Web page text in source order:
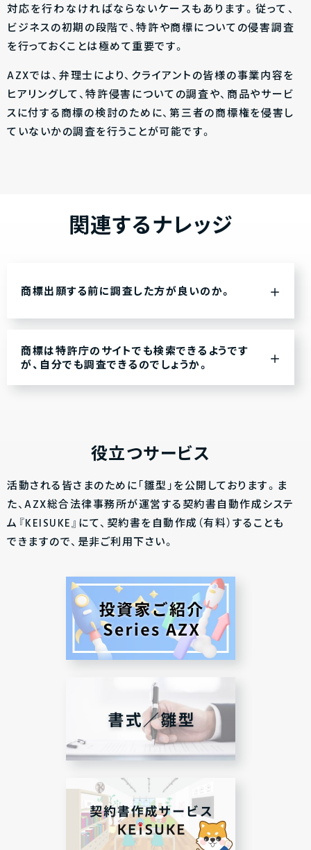
対応を行わなければならないケースもあります。従って、
ビジネスの初期の段階で、特許や商標についての侵害調査
を行っておくことは極めて重要です。
AZXでは、弁理士により、クライアントの皆様の事業内容を
ヒアリングして、特許侵害についての調査や、商品やサービ
スに付する商標の検討のために、第三者の商標権を侵害し
ていないかの調査を行うことが可能です。
関連するナレッジ
商標出願する前に調査した方が良いのか。
商標は特許庁のサイトでも検索できるようです
が、自分でも調査できるのでしょうか。
役立つサービス
活動される皆さまのために「雛型」を公開しております。ま
た、AZX総合法律事務所が運営する契約書自動作成システ
ム『KEISUKE』にて、契約書を自動作成（有料）することも
できますので、是非ご利用下さい。